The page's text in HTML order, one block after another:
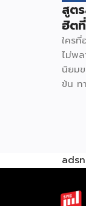
สูต
ฮิต
ใครที่
ไม่พล
นิยม
ข้น ท
เค็ม
150